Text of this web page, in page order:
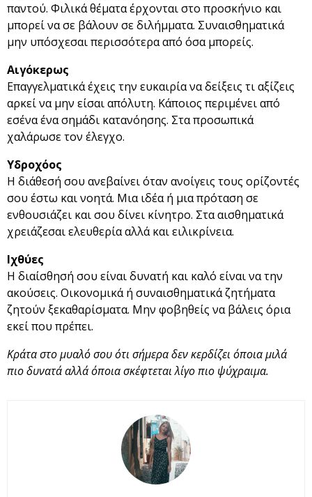
παντού. Φιλικά θέματα έρχονται στο προσκήνιο και
μπορεί να σε βάλουν σε διλήμματα. Συναισθηματικά
μην υπόσχεσαι περισσότερα από όσα μπορείς.
Αιγόκερως
Επαγγελματικά έχεις την ευκαιρία να δείξεις τι αξίζεις
αρκεί να μην είσαι απόλυτη. Κάποιος περιμένει από
εσένα ένα σημάδι κατανόησης. Στα προσωπικά
χαλάρωσε τον έλεγχο.
Υδροχόος
Η διάθεσή σου ανεβαίνει όταν ανοίγεις τους ορίζοντές
σου έστω και νοητά. Μια ιδέα ή μια πρόταση σε
ενθουσιάζει και σου δίνει κίνητρο. Στα αισθηματικά
χρειάζεσαι ελευθερία αλλά και ειλικρίνεια.
Ιχθύες
Η διαίσθησή σου είναι δυνατή και καλό είναι να την
ακούσεις. Οικονομικά ή συναισθηματικά ζητήματα
ζητούν ξεκαθαρίσματα. Μην φοβηθείς να βάλεις όρια
εκεί που πρέπει.
Κράτα στο μυαλό σου ότι σήμερα δεν κερδίζει όποια μιλά
πιο δυνατά αλλά όποια σκέφτεται λίγο πιο ψύχραιμα.